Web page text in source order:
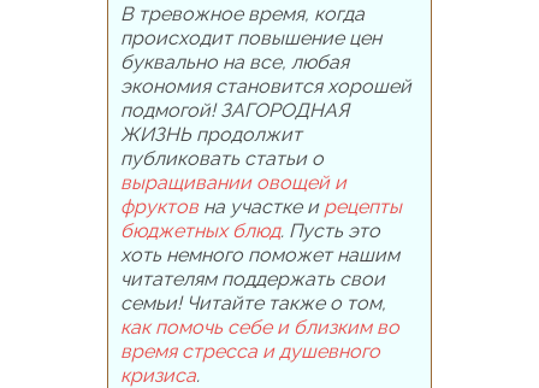
В тревожное время, когда
происходит повышение цен
буквально на все, любая
экономия становится хорошей
подмогой! ЗАГОРОДНАЯ
ЖИЗНЬ продолжит
публиковать статьи о
выращивании овощей и
фруктовна участке и рецепты
бюджетных блюд. Пусть это
хоть немного поможет нашим
читателям поддержать свои
семьи! Читайте также о том,
как помочь себе и близким во
время стресса и душевного
кризиса.